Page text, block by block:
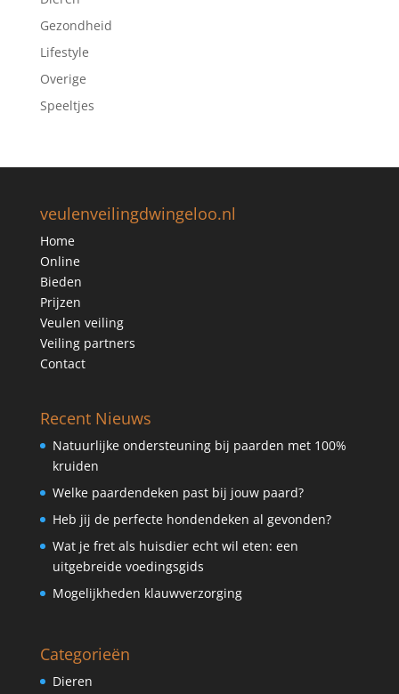
Gezondheid
Lifestyle
Overige
Speeltjes
veulenveilingdwingeloo.nl
Home
Online
Bieden
Prijzen
Veulen veiling
Veiling partners
Contact
Recent Nieuws
Natuurlijke ondersteuning bij paarden met 100%
kruiden
Welke paardendeken past bij jouw paard?
Heb jij de perfecte hondendeken al gevonden?
Wat je fret als huisdier echt wil eten: een
uitgebreide voedingsgids
Mogelijkheden klauwverzorging
Categorieën
Dieren